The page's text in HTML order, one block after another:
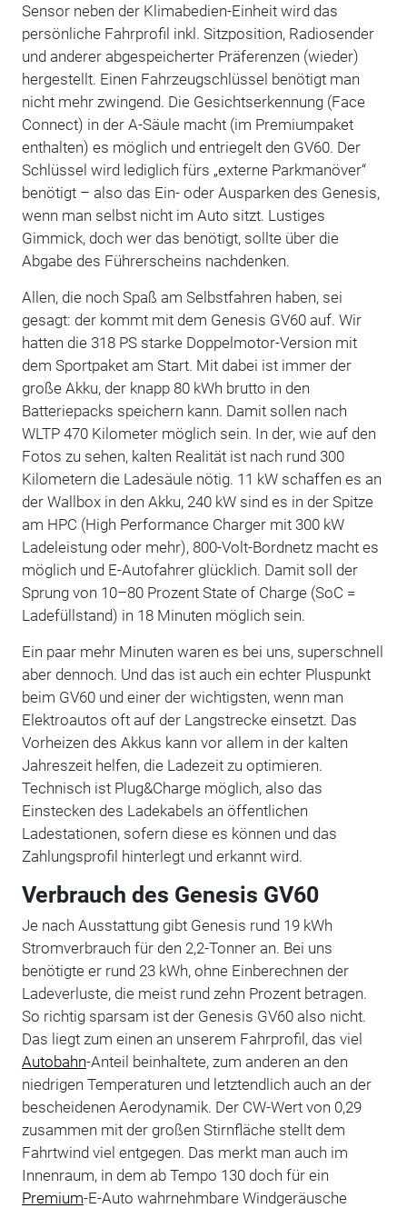
Sensor neben der Klimabedien-Einheit wird das
persönliche Fahrprofil inkl. Sitzposition, Radiosender
und anderer abgespeicherter Präferenzen (wieder)
hergestellt. Einen Fahrzeugschlüssel benötigt man
nicht mehr zwingend. Die Gesichtserkennung (Face
Connect) in der A-Säule macht (im Premiumpaket
enthalten) es möglich und entriegelt den GV60. Der
Schlüssel wird lediglich fürs „externe Parkmanöver“
benötigt – also das Ein- oder Ausparken des Genesis,
wenn man selbst nicht im Auto sitzt. Lustiges
Gimmick, doch wer das benötigt, sollte über die
Abgabe des Führerscheins nachdenken.
Allen, die noch Spaß am Selbstfahren haben, sei
gesagt: der kommt mit dem Genesis GV60 auf. Wir
hatten die 318 PS starke Doppelmotor-Version mit
dem Sportpaket am Start. Mit dabei ist immer der
große Akku, der knapp 80 kWh brutto in den
Batteriepacks speichern kann. Damit sollen nach
WLTP 470 Kilometer möglich sein. In der, wie auf den
Fotos zu sehen, kalten Realität ist nach rund 300
Kilometern die Ladesäule nötig. 11 kW schaffen es an
der Wallbox in den Akku, 240 kW sind es in der Spitze
am HPC (High Performance Charger mit 300 kW
Ladeleistung oder mehr), 800-Volt-Bordnetz macht es
möglich und E-Autofahrer glücklich. Damit soll der
Sprung von 10–80 Prozent State of Charge (SoC =
Ladefüllstand) in 18 Minuten möglich sein.
Ein paar mehr Minuten waren es bei uns, superschnell
aber dennoch. Und das ist auch ein echter Pluspunkt
beim GV60 und einer der wichtigsten, wenn man
Elektroautos oft auf der Langstrecke einsetzt. Das
Vorheizen des Akkus kann vor allem in der kalten
Jahreszeit helfen, die Ladezeit zu optimieren.
Technisch ist Plug&Charge möglich, also das
Einstecken des Ladekabels an öffentlichen
Ladestationen, sofern diese es können und das
Zahlungsprofil hinterlegt und erkannt wird.
Verbrauch des Genesis GV60
Je nach Ausstattung gibt Genesis rund 19 kWh
Stromverbrauch für den 2,2-Tonner an. Bei uns
benötigte er rund 23 kWh, ohne Einberechnen der
Ladeverluste, die meist rund zehn Prozent betragen.
So richtig sparsam ist der Genesis GV60 also nicht.
Das liegt zum einen an unserem Fahrprofil, das viel
Autobahn-Anteil beinhaltete, zum anderen an den
niedrigen Temperaturen und letztendlich auch an der
bescheidenen Aerodynamik. Der CW-Wert von 0,29
zusammen mit der großen Stirnfläche stellt dem
Fahrtwind viel entgegen. Das merkt man auch im
Innenraum, in dem ab Tempo 130 doch für ein
Premium-E-Auto wahrnehmbare Windgeräusche